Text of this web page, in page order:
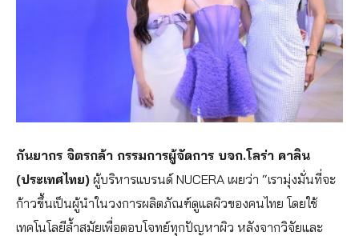
กันยากร จิตรกล้า กรรมการผู้จัดการ บจก.โลร่า คาลิน
(ประเทศไทย) ผู้บริหารแบรนด์ NUCERA เผยว่า “เรามุ่งมั่นที่จะ
ก้าวขึ้นเป็นผู้นำในวงการผลิตภัณฑ์ดูแลผิวของคนไทย โดยใช้
เทคโนโลยีล้ำสมัยเพื่อตอบโจทย์ทุกปัญหาผิว หลังจากวิจัยและ